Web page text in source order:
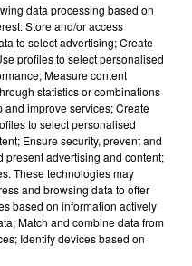
data processing based on
Store and/or access
to select advertising; Create
profiles to select personalised
Measure content
statistics or combinations
and improve services; Create
to select personalised
Ensure security, prevent and
present advertising and content;
These technologies may
and browsing data to offer
based on information actively
Match and combine data from
Identify devices based on